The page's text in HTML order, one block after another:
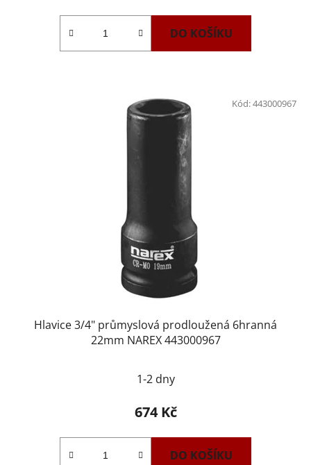
DO KOŠÍKU
Hlavice 3/4" průmyslová prodloužená 6hranná
22mm NAREX 443000967
1-2 dny
674 Kč
DO KOŠÍKU
Kód:443000967